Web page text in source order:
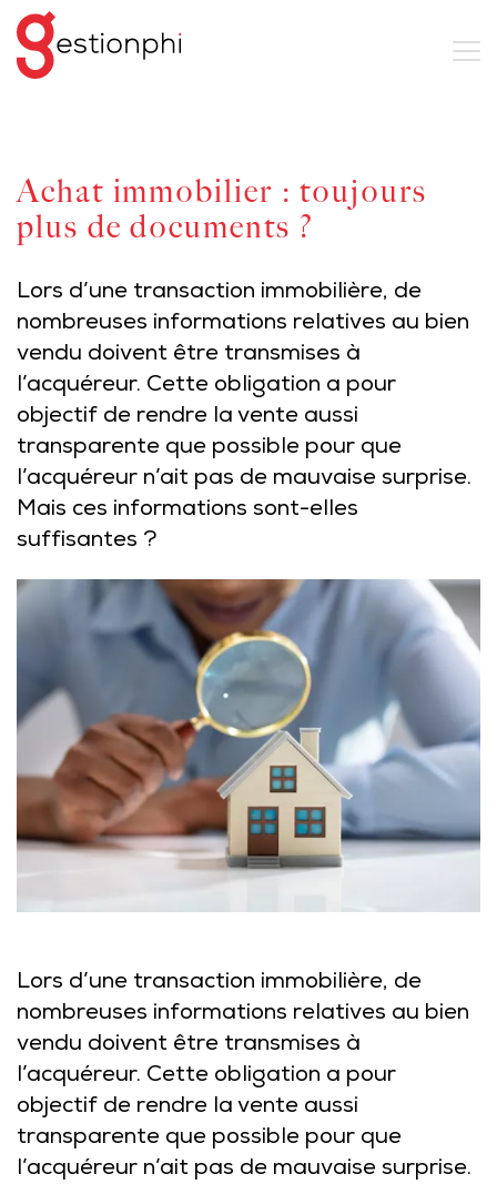
Achat immobilier : toujours
plus de documents ?
Lors d’une transaction immobilière, de
nombreuses informations relatives au bien
vendu doivent être transmises à
l’acquéreur. Cette obligation a pour
objectif de rendre la vente aussi
transparente que possible pour que
l’acquéreur n’ait pas de mauvaise surprise.
Mais ces informations sont-elles
suffisantes ?
Lors d’une transaction immobilière, de
nombreuses informations relatives au bien
vendu doivent être transmises à
l’acquéreur. Cette obligation a pour
objectif de rendre la vente aussi
transparente que possible pour que
l’acquéreur n’ait pas de mauvaise surprise.